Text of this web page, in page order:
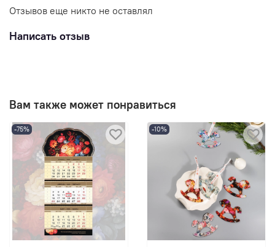
Отзывов еще никто не оставлял
Написать отзыв
Вам также может понравиться
-75% -10%